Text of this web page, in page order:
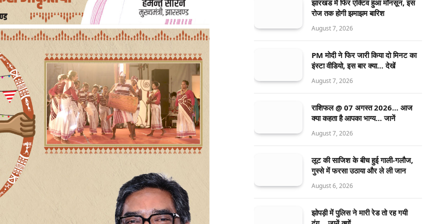
झारखंड में फिर एक्टिव हुआ मॉनसून, इस
रोज तक होगी झमाझम बारिश
August 7, 2026
PM मोदी ने फिर जारी किया दो मिनट का
इंस्टा वीडियो, इस बार क्या… देखें
August 7, 2026
राशिफल @ 07 अगस्त 2026… आज
क्या कहता है आपका भाग्य… जानें
August 7, 2026
लूट की साजिश के बीच हुई गाली-गलौज,
गुस्से में फरसा उठाया और ले ली जान
August 6, 2026
झोपड़ी में पुलिस ने मारी रेड तो रह गयी